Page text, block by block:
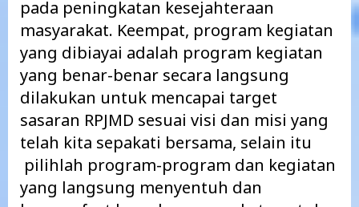
pada peningkatan kesejahteraan
masyarakat. Keempat, program kegiatan
yang dibiayai adalah program kegiatan
yang benar-benar secara langsung
dilakukan untuk mencapai target
sasaran RPJMD sesuai visi dan misi yang
telah kita sepakati bersama, selain itu
pilihlah program-program dan kegiatan
yang langsung menyentuh dan